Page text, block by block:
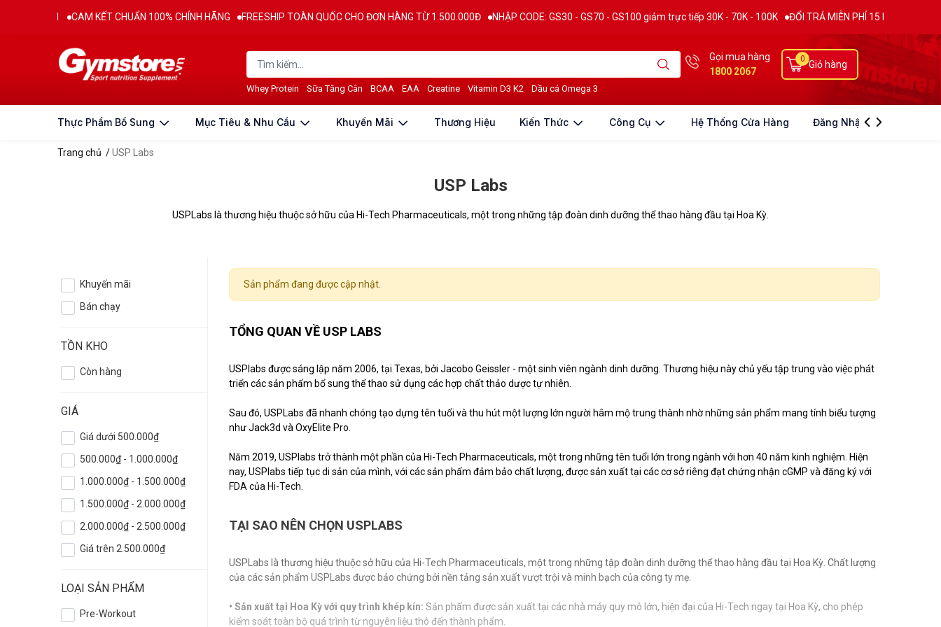
CAM KẾT CHUẨN 100% CHÍNH HÃNG FREESHIP TOÀN QUỐC CHO ĐƠN HÀNG TỪ 1.500.000Đ NHẬP CODE: GS30 - GS70 - GS100 giảm trực tiếp 30K - 70K - 100K ĐỔI TRẢ MIỄN PHÍ 15 NGÀY
Whey Protein Sữa Tăng Cân BCAA EAA Creatine Vitamin D3 K2 Dầu cá Omega 3
Gọi mua hàng
1800 2067
Giỏ hàng
0
Thực Phẩm Bổ Sung Mục Tiêu & Nhu Cầu Khuyến Mãi Thương Hiệu Kiến Thức Công Cụ Hệ Thống Cửa Hàng Đăng Nhập
Trang chủ /USP Labs
USP Labs
USPLabs là thương hiệu thuộc sở hữu của Hi-Tech Pharmaceuticals, một trong những tập đoàn dinh dưỡng thể thao hàng đầu tại Hoa Kỳ.
Khuyến mãi
Bán chạy
TỒN KHO
Còn hàng
GIÁ
Giá dưới 500.000₫
500.000₫ - 1.000.000₫
1.000.000₫ - 1.500.000₫
1.500.000₫ - 2.000.000₫
2.000.000₫ - 2.500.000₫
Giá trên 2.500.000₫
LOẠI SẢN PHẨM
Pre-Workout
Sản phẩm đang được cập nhật.
TỔNG QUAN VỀ USP LABS
USPlabs được sáng lập năm 2006, tại Texas, bởi Jacobo Geissler - một sinh viên ngành dinh dưỡng. Thương hiệu này chủ yếu tập trung vào việc phát
triển các sản phẩm bổ sung thể thao sử dụng các hợp chất thảo dược tự nhiên.
Sau đó, USPLabs đã nhanh chóng tạo dựng tên tuổi và thu hút một lượng lớn người hâm mộ trung thành nhờ những sản phẩm mang tính biểu tượng
như Jack3d và OxyElite Pro.
Năm 2019, USPlabs trở thành một phần của Hi-Tech Pharmaceuticals, một trong những tên tuổi lớn trong ngành với hơn 40 năm kinh nghiệm. Hiện
nay, USPlabs tiếp tục di sản của mình, với các sản phẩm đảm bảo chất lượng, được sản xuất tại các cơ sở riêng đạt chứng nhận cGMP và đăng ký với
FDA của Hi-Tech.
TẠI SAO NÊN CHỌN USPLABS
USPLabs là thương hiệu thuộc sở hữu của Hi-Tech Pharmaceuticals, một trong những tập đoàn dinh dưỡng thể thao hàng đầu tại Hoa Kỳ. Chất lượng
của các sản phẩm USPLabs được bảo chứng bởi nền tảng sản xuất vượt trội và minh bạch của công ty mẹ.
• Sản xuất tại Hoa Kỳ với quy trình khép kín: Sản phẩm được sản xuất tại các nhà máy quy mô lớn, hiện đại của Hi-Tech ngay tại Hoa Kỳ, cho phép
kiểm soát toàn bộ quá trình từ nguyên liệu thô đến thành phẩm.